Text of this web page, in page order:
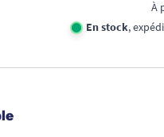
À
En stock,